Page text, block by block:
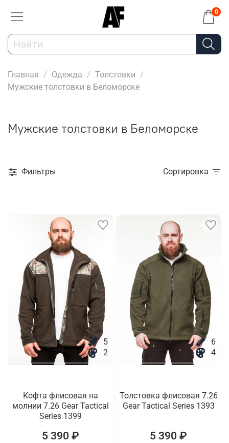
0
Главная Одежда
Толстовки
Мужские толстовки в Беломорске
Мужские толстовки в Беломорске
Фильтры Сортировка
5
2
Кофта флисовая на
молнии 7.26 Gear Tactical
Series 1399
5 390 ₽
6
4
Толстовка флисовая 7.26
Gear Tactical Series 1393
5 390 ₽